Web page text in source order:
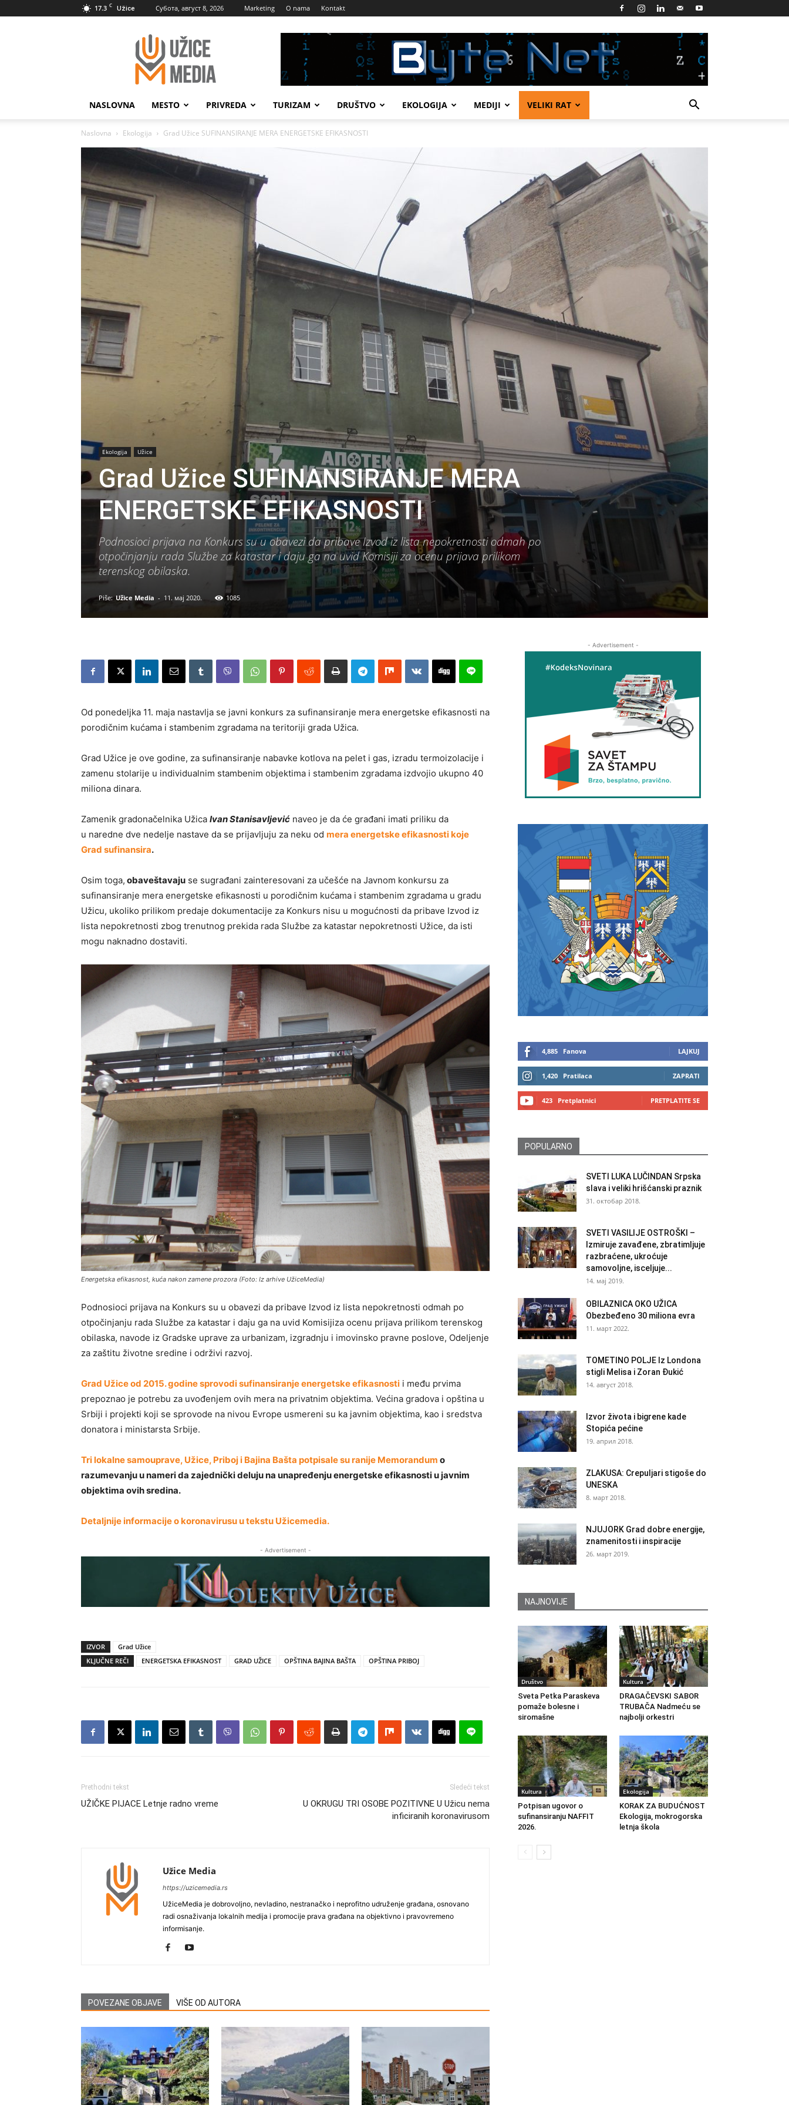
17.3 C Užice Субота, август 8, 2026 Marketing O nama Kontakt
UžiceMedia
NASLOVNA MESTO PRIVREDA TURIZAM DRUŠTVO EKOLOGIJA MEDIJI VELIKI RAT
Naslovna Ekologija Grad Užice SUFINANSIRANJE MERA ENERGETSKE EFIKASNOSTI
Ekologija Užice
Grad Užice SUFINANSIRANJE MERA
ENERGETSKE EFIKASNOSTI
Podnosioci prijava na Konkurs su u obavezi da pribave Izvod iz lista nepokretnosti odmah po
otpočinjanju rada Službe za katastar i daju ga na uvid Komisiji za ocenu prijava prilikom
terenskog obilaska.
Piše: Užice Media - 11. мај 2020. 1085
Od ponedeljka 11. maja nastavlja se javni konkurs za sufinansiranje mera energetske efikasnosti na
porodičnim kućama i stambenim zgradama na teritoriji grada Užica.
Grad Užice je ove godine, za sufinansiranje nabavke kotlova na pelet i gas, izradu termoizolacije i
zamenu stolarije u individualnim stambenim objektima i stambenim zgradama izdvojio ukupno 40
miliona dinara.
Zamenik gradonačelnika Užica Ivan Stanisavljević naveo je da će građani imati priliku da
u naredne dve nedelje nastave da se prijavljuju za neku od mera energetske efikasnosti koje
Grad sufinansira.
Osim toga, obaveštavaju se sugrađani zainteresovani za učešće na Javnom konkursu za
sufinansiranje mera energetske efikasnosti u porodičnim kućama i stambenim zgradama u gradu
Užicu, ukoliko prilikom predaje dokumentacije za Konkurs nisu u mogućnosti da pribave Izvod iz
lista nepokretnosti zbog trenutnog prekida rada Službe za katastar nepokretnosti Užice, da isti
mogu naknadno dostaviti.
Energetska efikasnost, kuća nakon zamene prozora (Foto: Iz arhive UžiceMedia)
Podnosioci prijava na Konkurs su u obavezi da pribave Izvod iz lista nepokretnosti odmah po
otpočinjanju rada Službe za katastar i daju ga na uvid Komisijiza ocenu prijava prilikom terenskog
obilaska, navode iz Gradske uprave za urbanizam, izgradnju i imovinsko pravne poslove, Odeljenje
za zaštitu životne sredine i održivi razvoj.
Grad Užice od 2015. godine sprovodi sufinansiranje energetske efikasnosti i među prvima
prepoznao je potrebu za uvođenjem ovih mera na privatnim objektima. Većina gradova i opština u
Srbiji i projekti koji se sprovode na nivou Evrope usmereni su ka javnim objektima, kao i sredstva
donatora i ministarsta Srbije.
Tri lokalne samouprave, Užice, Priboj i Bajina Bašta potpisale su ranije Memorandum o
razumevanju u nameri da zajednički deluju na unapređenju energetske efikasnosti u javnim
objektima ovih sredina.
Detaljnije informacije o koronavirusu u tekstu Užicemedia.
- Advertisement -
IZVOR
Grad Užice
KLJUČNE REČI
ENERGETSKA EFIKASNOST GRAD UŽICE OPŠTINA BAJINA BAŠTA OPŠTINA PRIBOJ
Prethodni tekst
UŽIČKE PIJACE Letnje radno vreme
Sledeći tekst
U OKRUGU TRI OSOBE POZITIVNE U Užicu nema
inficiranih koronavirusom
Užice Media
https://uzicemedia.rs
UžiceMedia je dobrovoljno, nevladino, nestranačko i neprofitno udruženje građana, osnovano
radi osnaživanja lokalnih medija i promocije prava građana na objektivno i pravovremeno
informisanje.
POVEZANE OBJAVE VIŠE OD AUTORA
- Advertisement -
4,885 Fanova LAJKUJ
1,420 Pratilaca ZAPRATI
423 Pretplatnici PRETPLATITE SE
POPULARNO
SVETI LUKA LUČINDAN Srpska
slava i veliki hrišćanski praznik
31. октобар 2018.
SVETI VASILIJE OSTROŠKI –
Izmiruje zavađene, zbratimljuje
razbraćene, ukroćuje
samovoljne, isceljuje...
14. мај 2019.
OBILAZNICA OKO UŽICA
Obezbeđeno 30 miliona evra
11. март 2022.
TOMETINO POLJE Iz Londona
stigli Melisa i Zoran Đukić
14. август 2018.
Izvor života i bigrene kade
Stopića pećine
19. април 2018.
ZLAKUSA: Crepuljari stigoše do
UNESKA
8. март 2018.
NJUJORK Grad dobre energije,
znamenitosti i inspiracije
26. март 2019.
NAJNOVIJE
Društvo
Sveta Petka Paraskeva
pomaže bolesne i
siromašne
Kultura
DRAGAČEVSKI SABOR
TRUBAČA Nadmeću se
najbolji orkestri
Kultura
Potpisan ugovor o
sufinansiranju NAFFIT
2026.
Ekologija
KORAK ZA BUDUĆNOST
Ekologija, mokrogorska
letnja škola